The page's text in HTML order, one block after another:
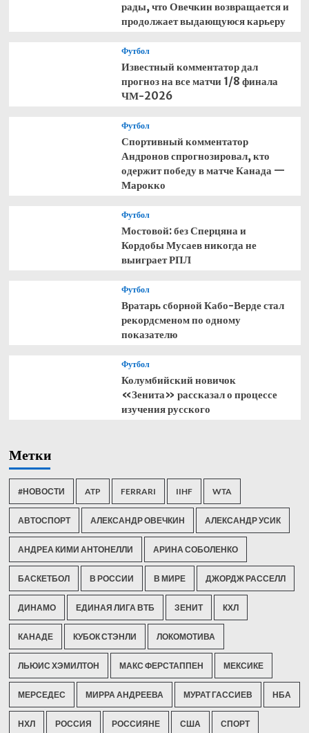
рады, что Овечкин возвращается и
продолжает выдающуюся карьеру
Футбол
Известный комментатор дал
прогноз на все матчи 1/8 финала
ЧМ-2026
Футбол
Спортивный комментатор
Андронов спрогнозировал, кто
одержит победу в матче Канада —
Марокко
Футбол
Мостовой: без Сперцяна и
Кордобы Мусаев никогда не
выиграет РПЛ
Футбол
Вратарь сборной Кабо-Верде стал
рекордсменом по одному
показателю
Футбол
Колумбийский новичок
«Зенита» рассказал о процессе
изучения русского
Метки
#НОВОСТИ ATP FERRARI IIHF WTA
АВТОСПОРТ АЛЕКСАНДР ОВЕЧКИН АЛЕКСАНДР УСИК
АНДРЕА КИМИ АНТОНЕЛЛИ АРИНА СОБОЛЕНКО
БАСКЕТБОЛ В РОССИИ В МИРЕ ДЖОРДЖ РАССЕЛЛ
ДИНАМО ЕДИНАЯ ЛИГА ВТБ ЗЕНИТ КХЛ
КАНАДЕ КУБОК СТЭНЛИ ЛОКОМОТИВА
ЛЬЮИС ХЭМИЛТОН МАКС ФЕРСТАППЕН МЕКСИКЕ
МЕРСЕДЕС МИРРА АНДРЕЕВА МУРАТ ГАССИЕВ НБА
НХЛ РОССИЯ РОССИЯНЕ США СПОРТ